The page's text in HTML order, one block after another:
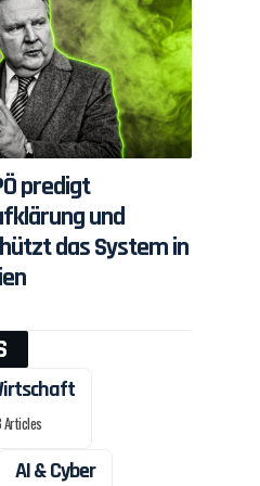
predigt
und
das System in
AI & Cyber